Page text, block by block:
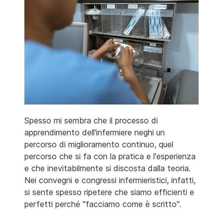
Spesso mi sembra che il processo di
apprendimento dell'infermiere neghi un
percorso di miglioramento continuo, quel
percorso che si fa con la pratica e l'esperienza
e che inevitabilmente si discosta dalla teoria.
Nei convegni e congressi infermieristici, infatti,
si sente spesso ripetere che siamo efficienti e
perfetti perché "facciamo come è scritto".